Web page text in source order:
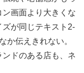
画面より大きくな
が同じテキスト2-
か伝えきれない。
ドのある店も、ネ